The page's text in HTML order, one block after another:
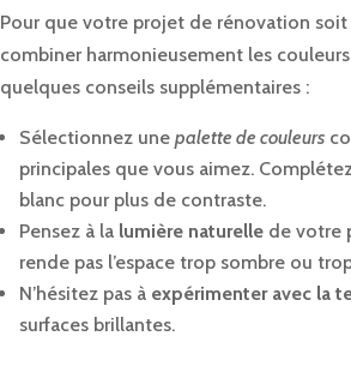
Pour que votre projet de rénovation
combiner harmonieusement les
quelques conseils supplémentaires :
Sélectionnez unepalette de couleurs
principales que vous aimez.
blanc pour plus de contraste.
Pensez à la lumière naturelle de votre
rende pas l’espace trop sombre ou
N’hésitez pas à expérimenter avec la
surfaces brillantes.